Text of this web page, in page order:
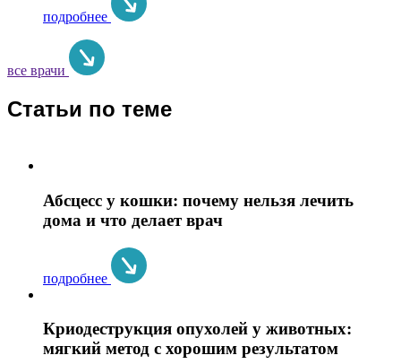
подробнее
все врачи
Статьи по теме
Абсцесс у кошки: почему нельзя лечить
дома и что делает врач
подробнее
Криодеструкция опухолей у животных:
мягкий метод с хорошим результатом